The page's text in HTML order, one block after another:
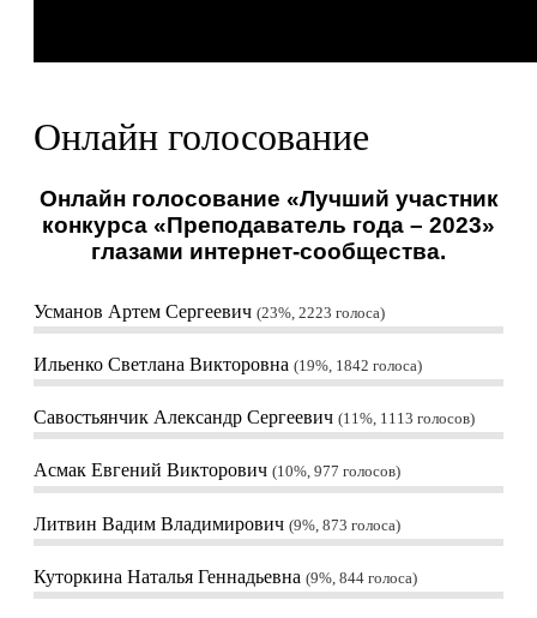
Онлайн голосование
Онлайн голосование «Лучший участник
конкурса «Преподаватель года – 2023»
глазами интернет-сообщества.
Усманов Артем Сергеевич 23%, 2223 голоса
Ильенко Светлана Викторовна 19%, 1842 голоса
Савостьянчик Александр Сергеевич 11%, 1113 голосов
Асмак Евгений Викторович 10%, 977 голосов
Литвин Вадим Владимирович 9%, 873 голоса
Куторкина Наталья Геннадьевна 9%, 844 голоса